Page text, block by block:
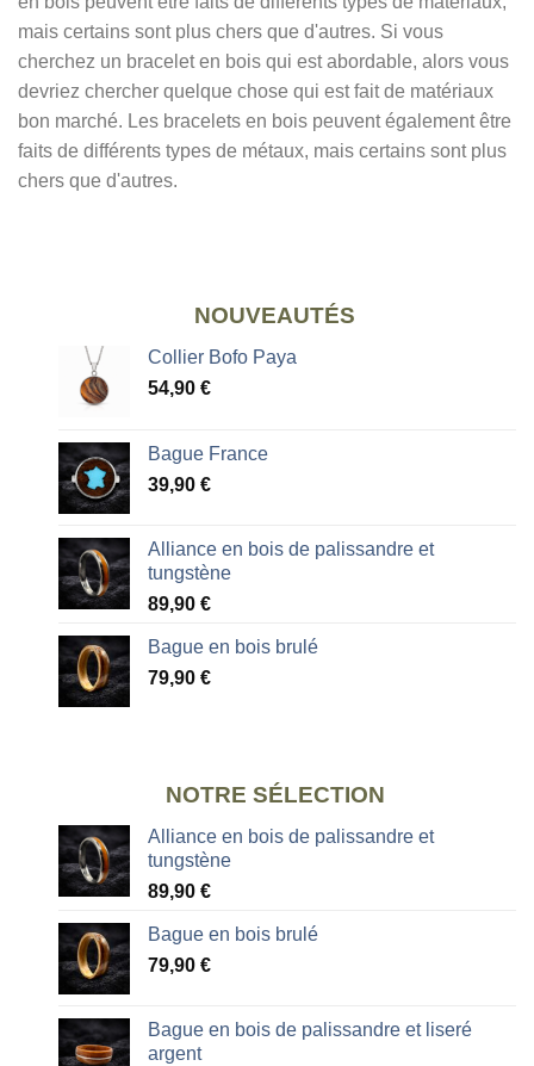
mais certains sont plus chers que d'autres. Si vous
cherchez un bracelet en bois qui est abordable, alors vous
devriez chercher quelque chose qui est fait de matériaux
bon marché. Les bracelets en bois peuvent également être
faits de différents types de métaux, mais certains sont plus
chers que d'autres.
NOUVEAUTÉS
Collier Bofo Paya
54,90 €
Bague France
39,90 €
Alliance en bois de palissandre et
tungstène
89,90 €
Bague en bois brulé
79,90 €
NOTRE SÉLECTION
Alliance en bois de palissandre et
tungstène
89,90 €
Bague en bois brulé
79,90 €
Bague en bois de palissandre et liseré
argent